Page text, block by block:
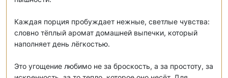
Каждая порция пробуждает нежные, светлые чувства:
словно тёплый аромат домашней выпечки, который
наполняет день лёгкостью.
Это угощение любимо не за броскость, а за простоту, за